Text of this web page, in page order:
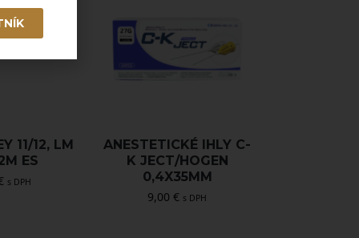
11/12, LM
ES
s DPH
ANESTETICKÉ IHLY C-
K JECT/HOGEN
0,4X35MM
9,00€ s DPH